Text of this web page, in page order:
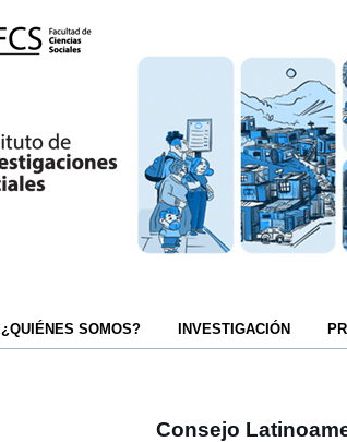
¿QUIÉNES SOMOS? INVESTIGACIÓN
Consejo